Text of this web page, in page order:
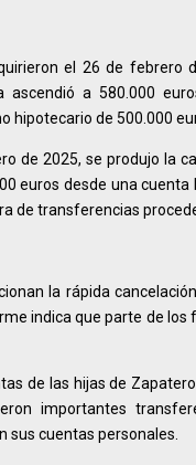
el 26 de febrero
ascendió a 580.000
hipotecario de 500.000
de 2025, se produjo la
euros desde una cuenta
de transferencias
la rápida
indica que parte de
de las hijas de
importantes
sus cuentas personales.